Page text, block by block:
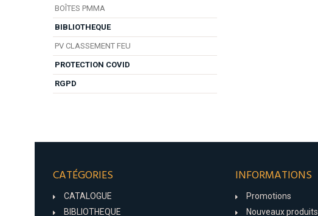
BOÎTES PMMA
BIBLIOTHEQUE
PV CLASSEMENT FEU
PROTECTION COVID
RGPD
CATÉGORIES
CATALOGUE
BIBLIOTHEQUE
INFORMATIONS
Promotions
Nouveaux produits